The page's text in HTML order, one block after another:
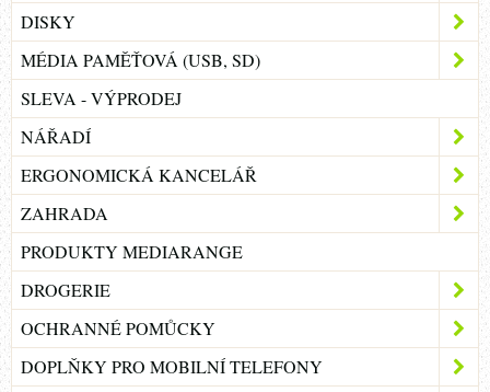
DISKY
MÉDIA PAMĚŤOVÁ (USB, SD)
SLEVA - VÝPRODEJ
NÁŘADÍ
ERGONOMICKÁ KANCELÁŘ
ZAHRADA
PRODUKTY MEDIARANGE
DROGERIE
OCHRANNÉ POMŮCKY
DOPLŇKY PRO MOBILNÍ TELEFONY